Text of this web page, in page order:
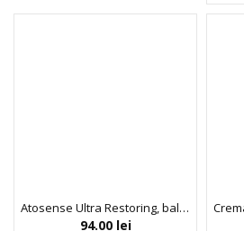
Atosense Ultra Restoring, balsam intensiv calmant pentru pielea sensibila, Bio Balance, 150 ml
94.00 lei